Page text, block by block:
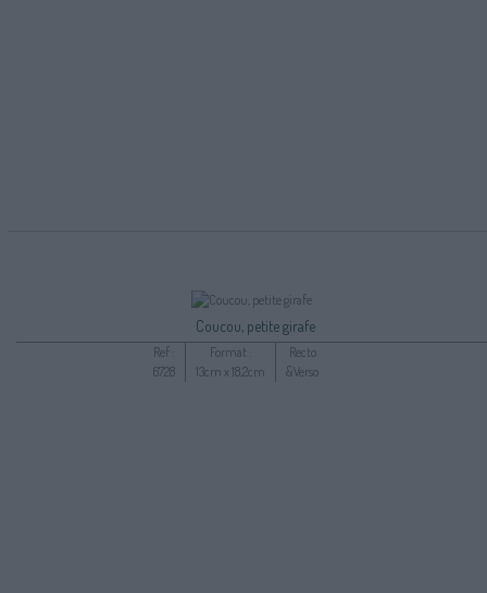
Coucou, petite girafe
Ref :
6728
Format :
13cm x 18,2cm
Recto
&Verso